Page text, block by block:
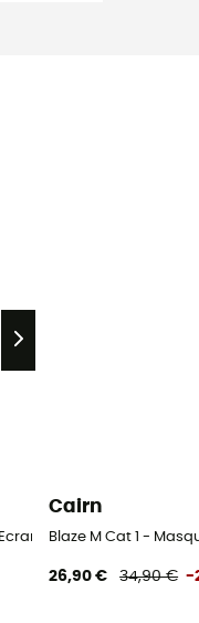
de rechange
Cairn
Blaze M Cat 1 -
26,90 € 34,90 € -